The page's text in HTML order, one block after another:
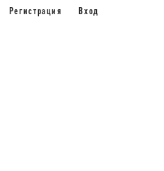
Регистрация Вход